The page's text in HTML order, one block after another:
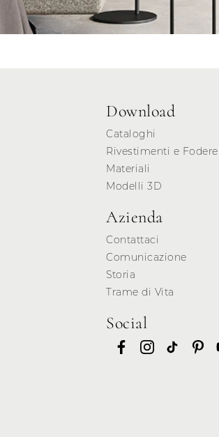
Download
Cataloghi
Rivestimenti e Fodere
Materiali
Modelli 3D
Azienda
Contattaci
Comunicazione
Storia
Trame di Vita
Social